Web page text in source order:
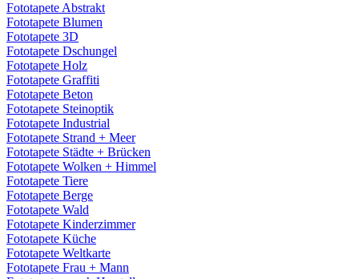
Fototapete Abstrakt
Fototapete Blumen
Fototapete 3D
Fototapete Dschungel
Fototapete Holz
Fototapete Graffiti
Fototapete Beton
Fototapete Steinoptik
Fototapete Industrial
Fototapete Strand + Meer
Fototapete Städte + Brücken
Fototapete Wolken + Himmel
Fototapete Tiere
Fototapete Berge
Fototapete Wald
Fototapete Kinderzimmer
Fototapete Küche
Fototapete Weltkarte
Fototapete Frau + Mann